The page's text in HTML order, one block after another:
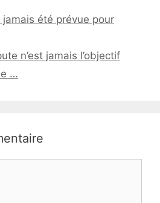
jamais été prévue pour
n’est jamais l’objectif
…